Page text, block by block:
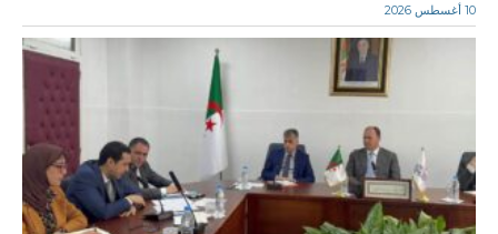
10 أغسطس 2026